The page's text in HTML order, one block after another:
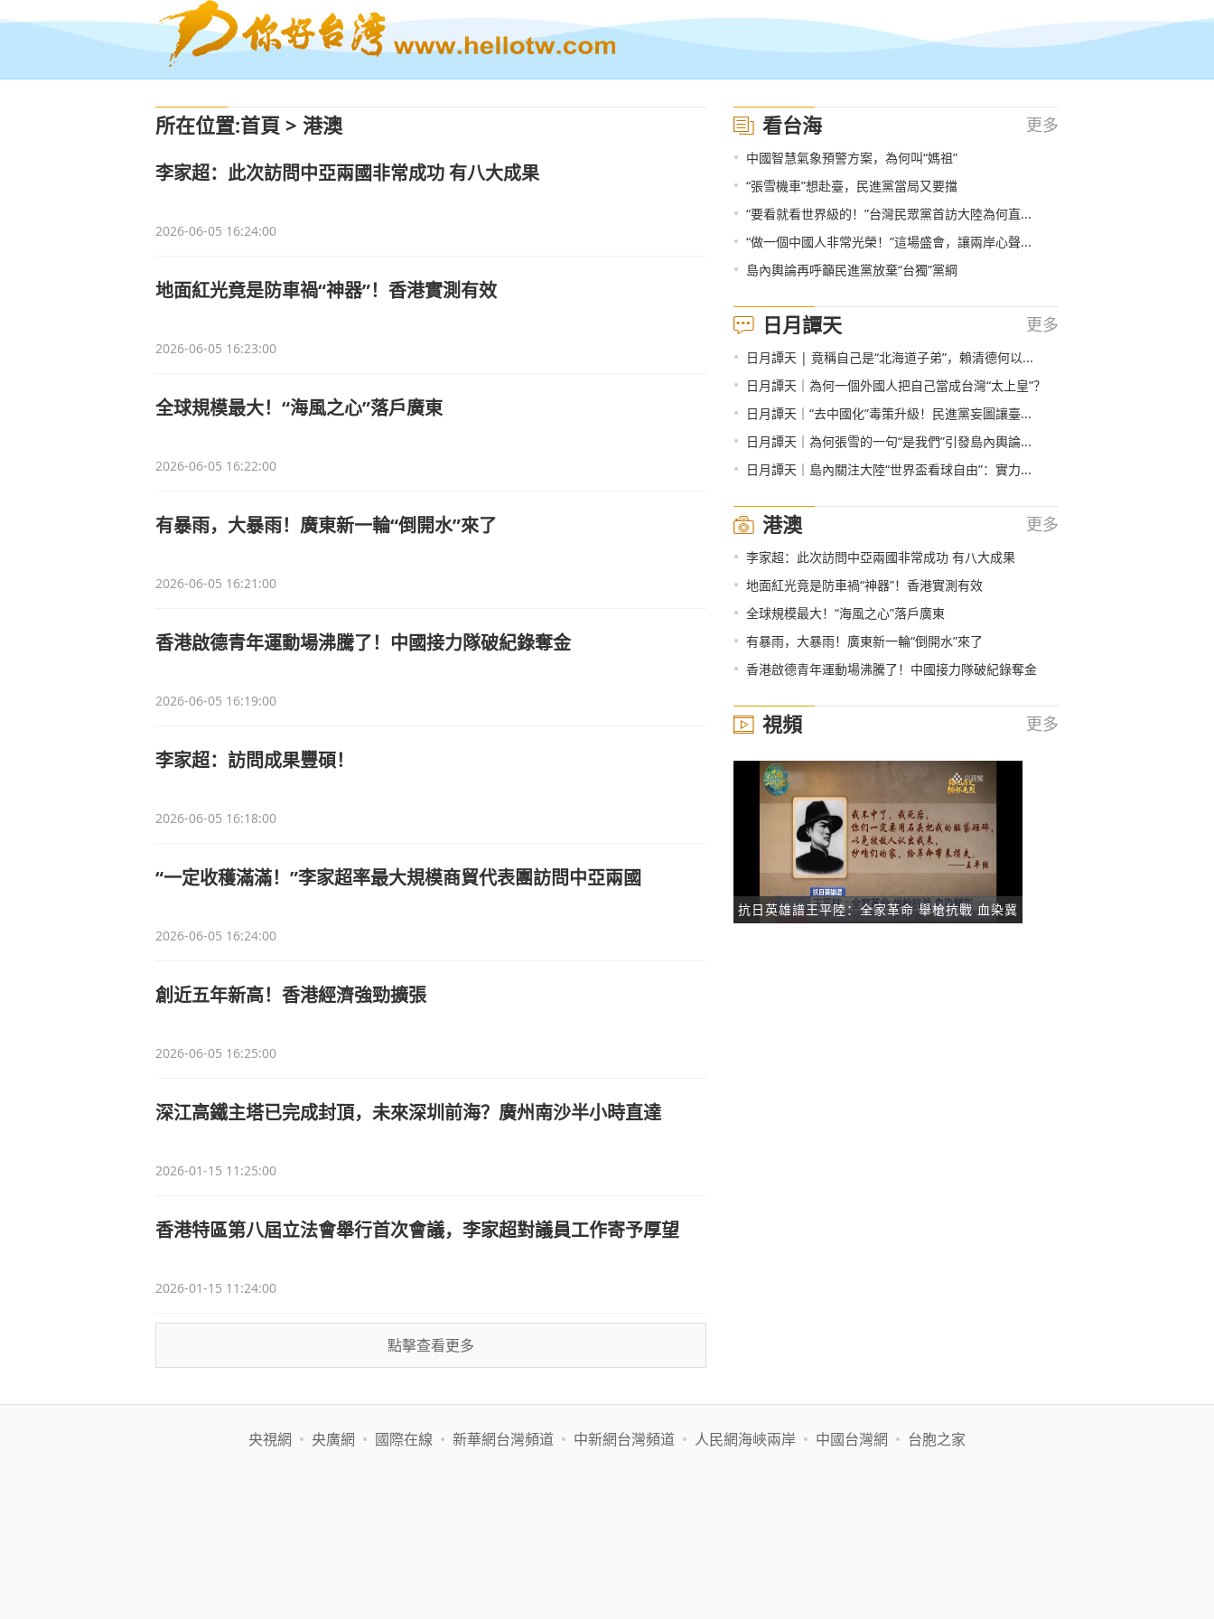
所在位置:首頁 > 港澳
李家超：此次訪問中亞兩國非常成功 有八大成果
2026-06-05 16:24:00
地面紅光竟是防車禍“神器”！香港實測有效
2026-06-05 16:23:00
全球規模最大！“海風之心”落戶廣東
2026-06-05 16:22:00
有暴雨，大暴雨！廣東新一輪“倒開水”來了
2026-06-05 16:21:00
香港啟德青年運動場沸騰了！中國接力隊破紀錄奪金
2026-06-05 16:19:00
李家超：訪問成果豐碩！
2026-06-05 16:18:00
“一定收穫滿滿！”李家超率最大規模商貿代表團訪問中亞兩國
2026-06-05 16:24:00
創近五年新高！香港經濟強勁擴張
2026-06-05 16:25:00
深江高鐵主塔已完成封頂，未來深圳前海？廣州南沙半小時直達
2026-01-15 11:25:00
香港特區第八屆立法會舉行首次會議，李家超對議員工作寄予厚望
2026-01-15 11:24:00
點擊查看更多
看台海 更多
• 中國智慧氣象預警方案，為何叫“媽祖”
• “張雪機車”想赴臺，民進黨當局又要擋
• “要看就看世界級的！”台灣民眾黨首訪大陸為何直...
• “做一個中國人非常光榮！”這場盛會，讓兩岸心聲...
• 島內輿論再呼籲民進黨放棄“台獨”黨綱
日月譚天 更多
• 日月譚天 | 竟稱自己是“北海道子弟”，賴清德何以...
• 日月譚天｜為何一個外國人把自己當成台灣“太上皇”？
• 日月譚天｜“去中國化”毒策升級！民進黨妄圖讓臺...
• 日月譚天｜為何張雪的一句“是我們”引發島內輿論...
• 日月譚天｜島內關注大陸“世界盃看球自由”：實力...
港澳 更多
• 李家超：此次訪問中亞兩國非常成功 有八大成果
• 地面紅光竟是防車禍“神器”！香港實測有效
• 全球規模最大！“海風之心”落戶廣東
• 有暴雨，大暴雨！廣東新一輪“倒開水”來了
• 香港啟德青年運動場沸騰了！中國接力隊破紀錄奪金
視頻 更多
抗日英雄譜王平陸：全家革命 舉槍抗戰 血染冀
央視網 • 央廣網 • 國際在線 • 新華網台灣頻道 • 中新網台灣頻道 • 人民網海峽兩岸 • 中國台灣網 • 台胞之家